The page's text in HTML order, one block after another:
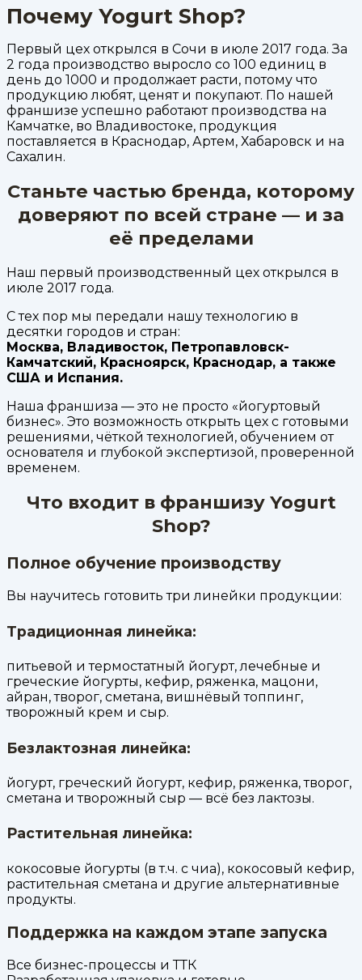
Почему Yogurt Shop?
Первый цех открылся в Сочи в июле 2017 года. За
2 года производство выросло со 100 единиц в
день до 1000 и продолжает расти, потому что
продукцию любят, ценят и покупают. По нашей
франшизе успешно работают производства на
Камчатке, во Владивостоке, продукция
поставляется в Краснодар, Артем, Хабаровск и на
Сахалин.
Станьте частью бренда, которому
доверяют по всей стране — и за
её пределами
Наш первый производственный цех открылся в
июле 2017 года.
С тех пор мы передали нашу технологию в
десятки городов и стран:
Москва, Владивосток, Петропавловск-
Камчатский, Красноярск, Краснодар, а также
США и Испания.
Наша франшиза — это не просто «йогуртовый
бизнес». Это возможность открыть цех с готовыми
решениями, чёткой технологией, обучением от
основателя и глубокой экспертизой, проверенной
временем.
Что входит в франшизу Yogurt
Shop?
Полное обучение производству
Вы научитесь готовить три линейки продукции:
Традиционная линейка:
питьевой и термостатный йогурт, лечебные и
греческие йогурты, кефир, ряженка, мацони,
айран, творог, сметана, вишнёвый топпинг,
творожный крем и сыр.
Безлактозная линейка:
йогурт, греческий йогурт, кефир, ряженка, творог,
сметана и творожный сыр — всё без лактозы.
Растительная линейка:
кокосовые йогурты (в т.ч. с чиа), кокосовый кефир,
растительная сметана и другие альтернативные
продукты.
Поддержка на каждом этапе запуска
Все бизнес-процессы и ТТК